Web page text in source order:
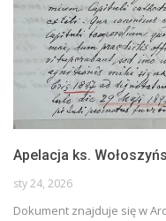
Apelacja ks.
sty 24, 2026
Dokument znajduje się w